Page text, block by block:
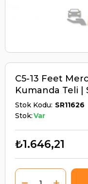
C5-13 Feet
Kumanda Teli |
Stok Kodu SR11626
Stok:Var
₺1.646,21